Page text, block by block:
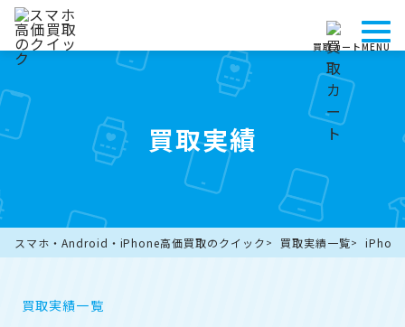
買取カートMENU
買取実績
スマホ・Android・iPhone高価買取のクイック 買取実績一覧
買取実績一覧